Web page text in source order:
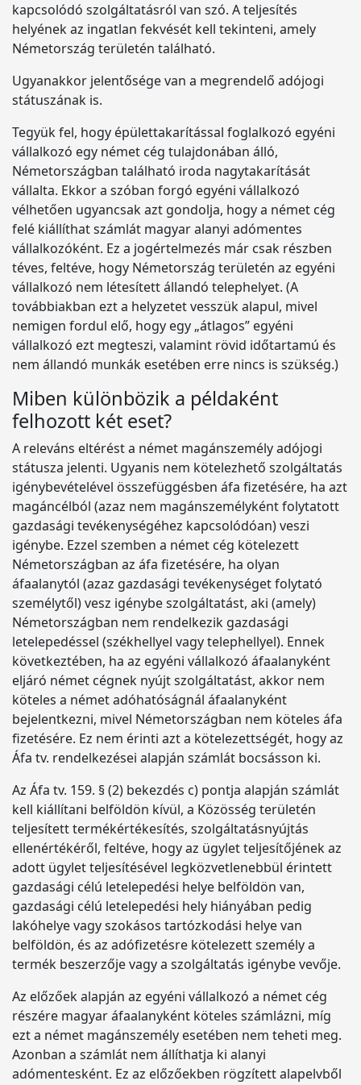
kapcsolódó szolgáltatásról van szó. A teljesítés
helyének az ingatlan fekvését kell tekinteni, amely
Németország területén található.
Ugyanakkor jelentősége van a megrendelő adójogi
státuszának is.
Tegyük fel, hogy épülettakarítással foglalkozó egyéni
vállalkozó egy német cég tulajdonában álló,
Németországban található iroda nagytakarítását
vállalta. Ekkor a szóban forgó egyéni vállalkozó
vélhetően ugyancsak azt gondolja, hogy a német cég
felé kiállíthat számlát magyar alanyi adómentes
vállalkozóként. Ez a jogértelmezés már csak részben
téves, feltéve, hogy Németország területén az egyéni
vállalkozó nem létesített állandó telephelyet. (A
továbbiakban ezt a helyzetet vesszük alapul, mivel
nemigen fordul elő, hogy egy „átlagos” egyéni
vállalkozó ezt megteszi, valamint rövid időtartamú és
nem állandó munkák esetében erre nincs is szükség.)
Miben különbözik a példaként
felhozott két eset?
A releváns eltérést a német magánszemély adójogi
státusza jelenti. Ugyanis nem kötelezhető szolgáltatás
igénybevételével összefüggésben áfa fizetésére, ha azt
magáncélból (azaz nem magánszemélyként folytatott
gazdasági tevékenységéhez kapcsolódóan) veszi
igénybe. Ezzel szemben a német cég kötelezett
Németországban az áfa fizetésére, ha olyan
áfaalanytól (azaz gazdasági tevékenységet folytató
személytől) vesz igénybe szolgáltatást, aki (amely)
Németországban nem rendelkezik gazdasági
letelepedéssel (székhellyel vagy telephellyel). Ennek
következtében, ha az egyéni vállalkozó áfaalanyként
eljáró német cégnek nyújt szolgáltatást, akkor nem
köteles a német adóhatóságnál áfaalanyként
bejelentkezni, mivel Németországban nem köteles áfa
fizetésére. Ez nem érinti azt a kötelezettségét, hogy az
Áfa tv. rendelkezései alapján számlát bocsásson ki.
Az Áfa tv. 159. § (2) bekezdés c) pontja alapján számlát
kell kiállítani belföldön kívül, a Közösség területén
teljesített termékértékesítés, szolgáltatásnyújtás
ellenértékéről, feltéve, hogy az ügylet teljesítőjének az
adott ügylet teljesítésével legközvetlenebbül érintett
gazdasági célú letelepedési helye belföldön van,
gazdasági célú letelepedési hely hiányában pedig
lakóhelye vagy szokásos tartózkodási helye van
belföldön, és az adófizetésre kötelezett személy a
termék beszerzője vagy a szolgáltatás igénybe vevője.
Az előzőek alapján az egyéni vállalkozó a német cég
részére magyar áfaalanyként köteles számlázni, míg
ezt a német magánszemély esetében nem teheti meg.
Azonban a számlát nem állíthatja ki alanyi
adómentesként. Ez az előzőekben rögzített alapelvből